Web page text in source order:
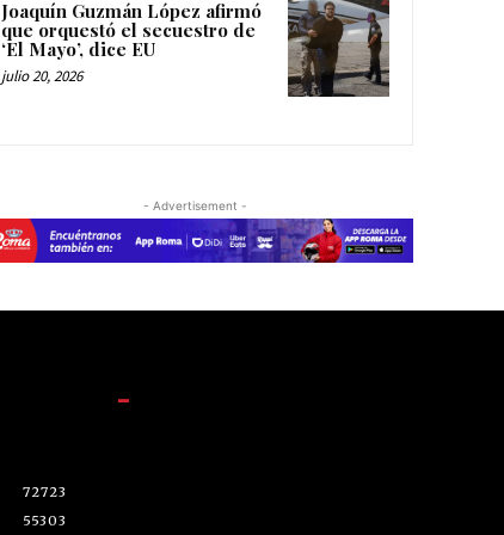
Joaquín Guzmán López afirmó
que orquestó el secuestro de
‘El Mayo’, dice EU
julio 20, 2026
- Advertisement -
72723
55303
-